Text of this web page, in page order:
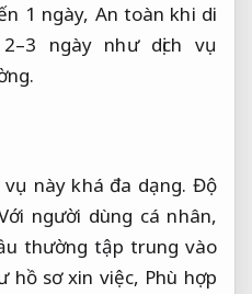
1 ngày, An toàn khi di
ngày như dịch vụ
này khá đa dạng. Độ
người dùng cá nhân,
thường tập trung vào
hồ sơ xin việc, Phù hợp